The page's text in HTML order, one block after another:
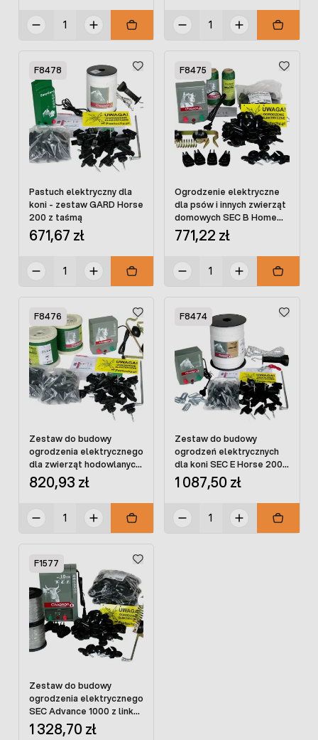
F8478
Pastuch elektryczny dla
koni - zestaw GARD Horse
200 z taśmą
671,67 zł
F8475
Ogrodzenie elektryczne
dla psów i innych zwierząt
domowych SEC B Home
200 z plecionką
771,22 zł
F8476
Zestaw do budowy
ogrodzenia elektrycznego
dla zwierząt hodowlanych
SEC B Home 200 z taśmą
820,93 zł
F8474
Zestaw do budowy
ogrodzeń elektrycznych
dla koni SEC E Horse 200
z taśmą
1 087,50 zł
F1577
Zestaw do budowy
ogrodzenia elektrycznego
SEC Advance 1000 z linką
stalową
1 328,70 zł